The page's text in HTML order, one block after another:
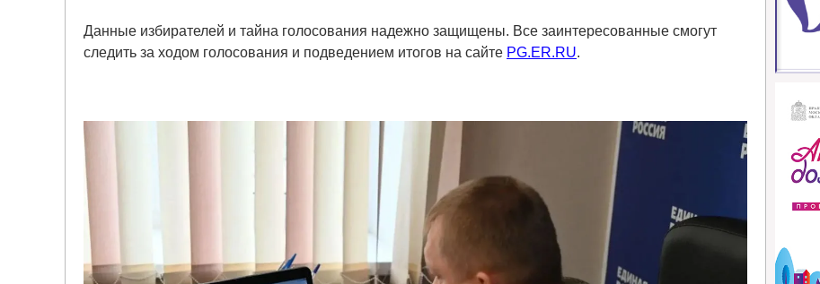
Данные избирателей и тайна голосования надежно защищены. Все заинтересованные смогут
следить за ходом голосования и подведением итогов на сайте PG.ER.RU.